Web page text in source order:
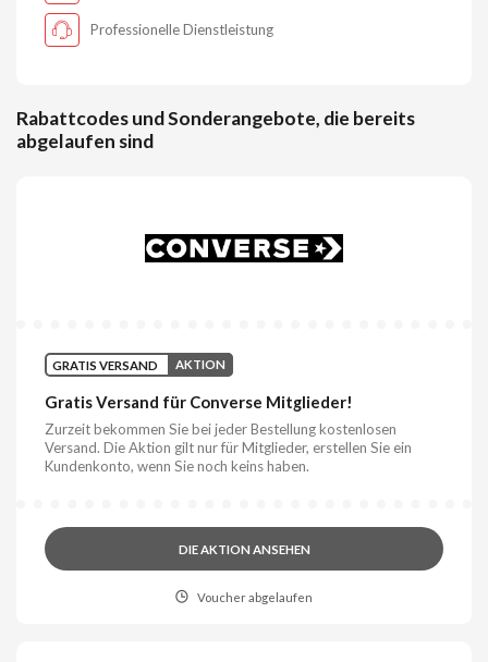
Professionelle Dienstleistung
Rabattcodes und Sonderangebote, die bereits
abgelaufen sind
GRATIS VERSAND AKTION
Gratis Versand für Converse Mitglieder!
Zurzeit bekommen Sie bei jeder Bestellung kostenlosen
Versand. Die Aktion gilt nur für Mitglieder, erstellen Sie ein
Kundenkonto, wenn Sie noch keins haben.
DIE AKTION ANSEHEN
Voucher abgelaufen